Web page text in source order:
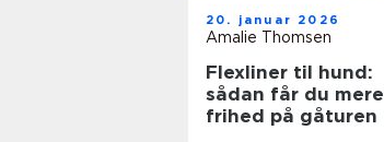
20. januar 2026
Amalie Thomsen
Flexliner til hund:
sådan får du mere
frihed på gåturen